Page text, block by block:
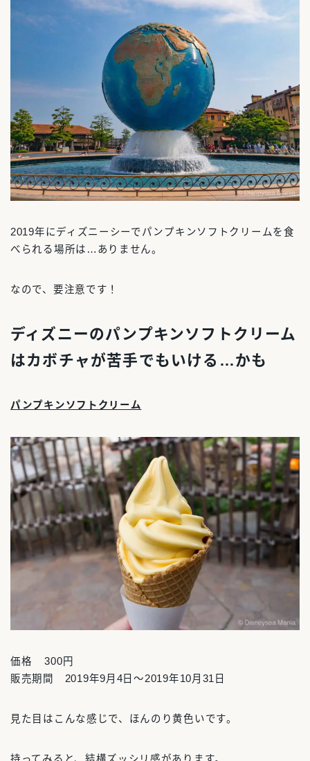
2019年にディズニーシーでパンプキンソフトクリームを食
べられる場所は…ありません。
なので、要注意です！
ディズニーのパンプキンソフトクリーム
はカボチャが苦手でもいける…かも
パンプキンソフトクリーム
価格 300円
販売期間 2019年9月4日～2019年10月31日
見た目はこんな感じで、ほんのり黄色いです。